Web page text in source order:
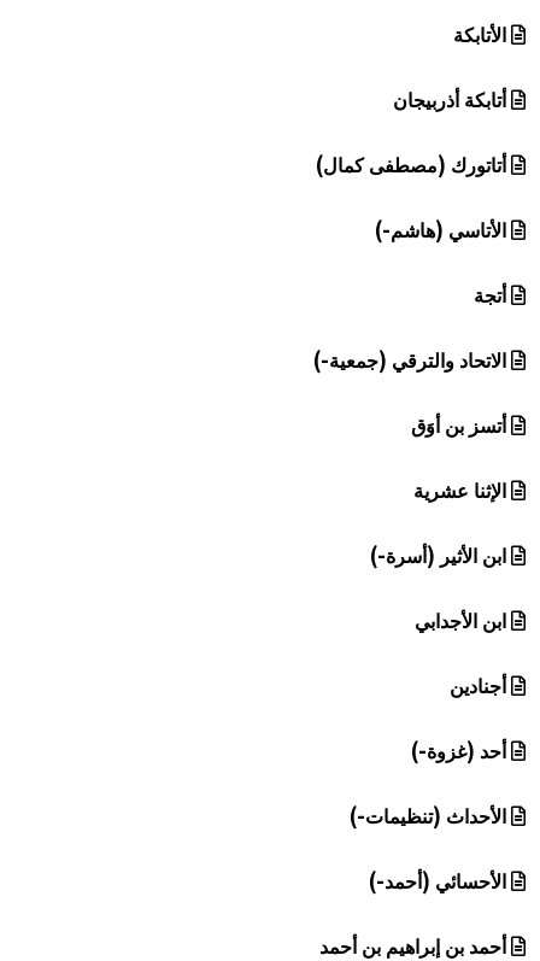
الأتابكة
أتابكة أذربيجان
أتاتورك (مصطفى كمال)
الأتاسي (هاشم-)
أتجة
الاتحاد والترقي (جمعية-)
أتسز بن أوَق
الإثنا عشرية
ابن الأثير (أسرة-)
ابن الأجدابي
أجنادين
أحد (غزوة-)
الأحداث (تنظيمات-)
الأحسائي (أحمد-)
أحمد بن إبراهيم بن أحمد